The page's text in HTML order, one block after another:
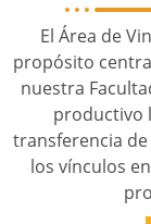
formación de
líneas de
a
por llevar
referencia
El Área de
propósito
nuestra
productivo
transferencia
los vínculos